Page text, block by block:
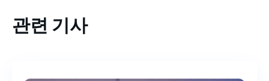
관련 기사